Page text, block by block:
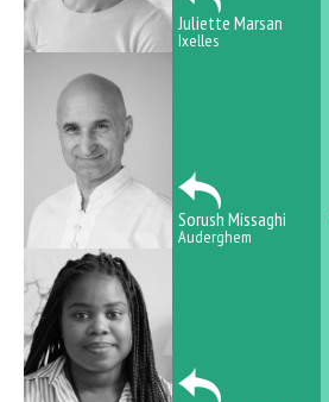
Juliette Marsan
Ixelles
Sorush Missaghi
Auderghem